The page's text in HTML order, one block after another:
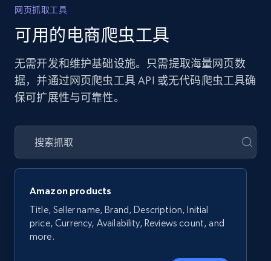
网页抓取工具
可用的电商爬虫工具
无需开发和维护基础设施。只需提取海量网页数
据，并通过网页爬虫工具 API 或无代码爬虫工具确
保可扩展性与可靠性。
Amazon products
Title, Seller name, Brand, Description, Initial
price, Currency, Availability, Reviews count, and
more.